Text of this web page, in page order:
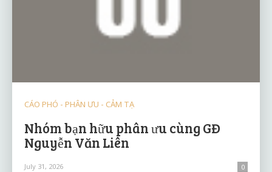
CÁO PHÓ - PHÂN ƯU - CẢM TẠ
Nhóm bạn hữu phân ưu cùng GĐ
Nguyễn Văn Liên
July 31, 2026 0